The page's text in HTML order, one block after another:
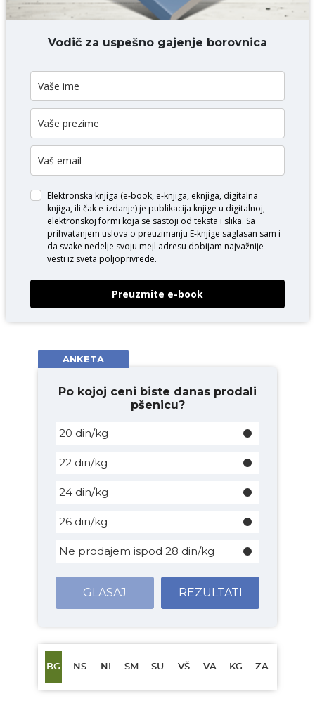
DODAJ KOMENTAR
Vodič za uspešno gajenje borovnica
Elektronska knjiga (e-book, e-knjiga, eknjiga, digitalna
knjiga, ili čak e-izdanje) je publikacija knjige u digitalnoj,
elektronskoj formi koja se sastoji od teksta i slika. Sa
prihvatanjem uslova o preuzimanju E-knjige saglasan sam i
da svake nedelje svoju mejl adresu dobijam najvažnije
vesti iz sveta poljoprivrede.
Preuzmite e-book
ANKETA
Po kojoj ceni biste danas prodali
pšenicu?
20 din/kg
22 din/kg
24 din/kg
26 din/kg
Ne prodajem ispod 28 din/kg
GLASAJ REZULTATI
BG NS NI SM SU VŠ VA KG ZA